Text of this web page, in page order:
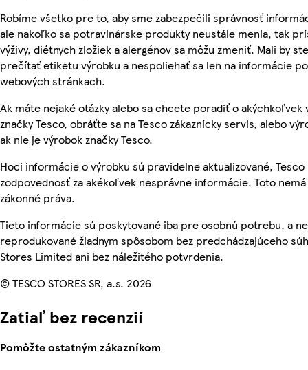
Robíme všetko pre to, aby sme zabezpečili správnosť
ale nakoľko sa potravinárske produkty neustále menia, tak
výživy, diétnych zložiek a alergénov sa môžu zmeniť. Mali by
prečítať etiketu výrobku a nespoliehať sa len na informácie
webových stránkach.
Ak máte nejaké otázky alebo sa chcete poradiť o akýchkoľvek
značky Tesco, obráťte sa na Tesco zákaznícky servis, alebo
ak nie je výrobok značky Tesco.
Hoci informácie o výrobku sú pravidelne aktualizované, Tesco
zodpovednosť za akékoľvek nesprávne informácie. Toto nemá
zákonné práva.
Tieto informácie sú poskytované iba pre osobnú potrebu, a
reprodukované žiadnym spôsobom bez predchádzajúceho
Stores Limited ani bez náležitého potvrdenia.
© TESCO STORES SR, a.s. 2026
Zatiaľ bez recenzií
Pomôžte ostatným zákazníkom